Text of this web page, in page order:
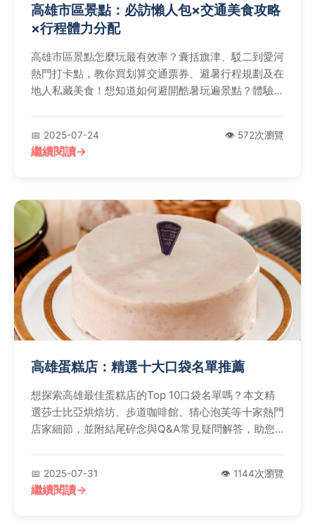
高雄市區景點：必訪懶人包×交通美食攻略
×行程體力分配
高雄市區景點怎麼玩最有效率？囊括旗津、駁二到愛河
熱門打卡點，教你買划算交通票券、避暑行程規劃及在
地人私藏美食！想知道如何避開酷暑玩遍景點？體驗港
📅 2025-07-24 👁️ 572次瀏覽
繼續閱讀
高雄蛋糕店：精選十大口袋名單推薦
想探索高雄最佳蛋糕店的Top 10口袋名單嗎？本文精
選莎士比亞烘焙坊、步道咖啡館、猜心泡芙等十家熱門
店家細節，並附結尾碎念與Q&A常見疑問解答，助您
📅 2025-07-31 👁️ 1144次瀏覽
繼續閱讀